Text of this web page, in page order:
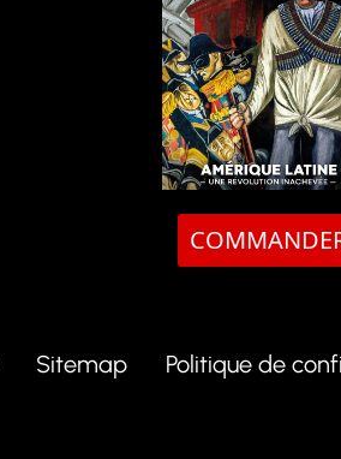
Sitemap Politique de